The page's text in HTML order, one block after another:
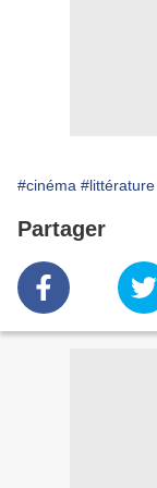
#cinéma #littérature
Partager